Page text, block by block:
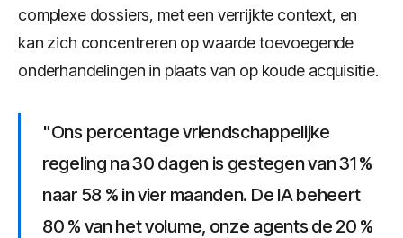
complexe dossiers, met een verrijkte context, en
kan zich concentreren op waarde toevoegende
onderhandelingen in plaats van op koude acquisitie.
"Ons percentage vriendschappelijke
regeling na 30 dagen is gestegen van 31 %
naar 58 % in vier maanden. De IA beheert
80 % van het volume, onze agents de 20 %